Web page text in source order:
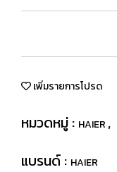
เพิ่มรายการโปรด
หมวดหมู่ : HAIER ,
แบรนด์ : HAIER